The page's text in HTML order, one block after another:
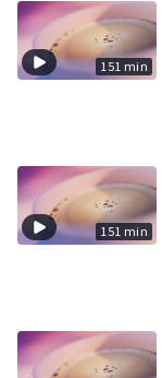
151 min
151 min